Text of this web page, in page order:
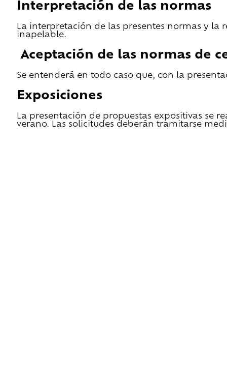
Interpretación de las normas
La interpretación de las presentes normas y la
inapelable.
Aceptación de las normas de
Se entenderá en todo caso que, con la
Exposiciones
La presentación de propuestas expositivas se
verano. Las solicitudes deberán tramitarse